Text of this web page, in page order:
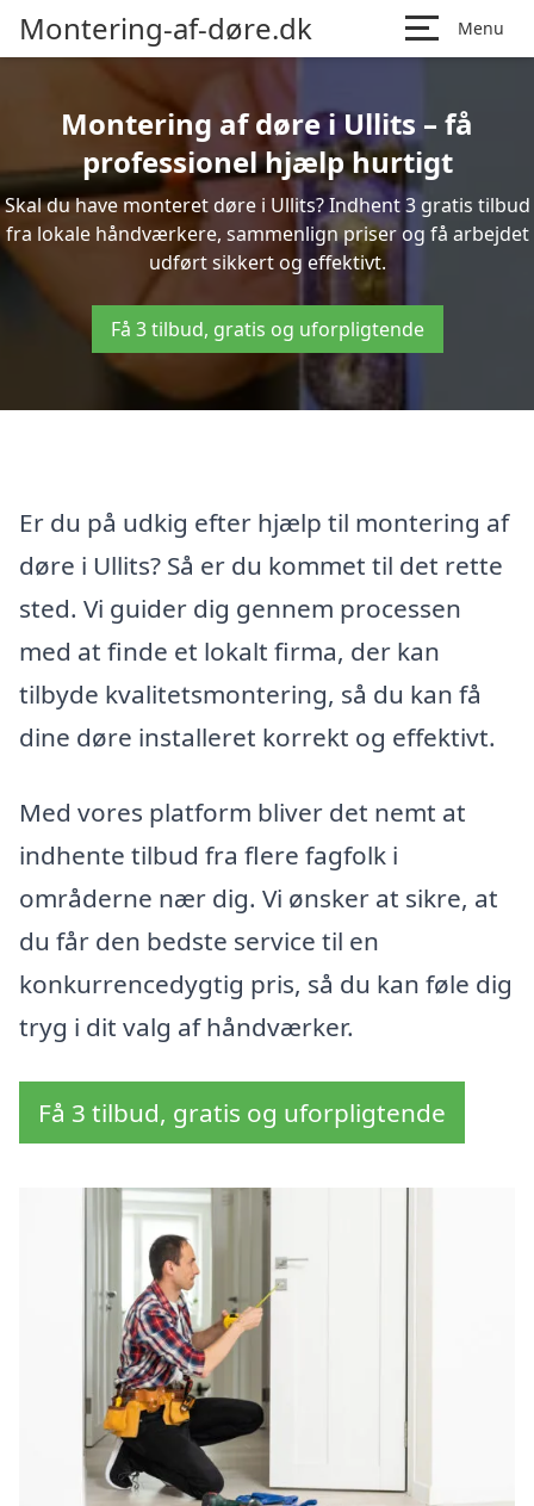
Montering-af-døre.dk Menu
Montering af døre i Ullits – få
professionel hjælp hurtigt
Skal du have monteret døre i Ullits? Indhent 3 gratis tilbud
fra lokale håndværkere, sammenlign priser og få arbejdet
udført sikkert og effektivt.
Få 3 tilbud, gratis og uforpligtende
Er du på udkig efter hjælp til montering af
døre i Ullits? Så er du kommet til det rette
sted. Vi guider dig gennem processen
med at finde et lokalt firma, der kan
tilbyde kvalitetsmontering, så du kan få
dine døre installeret korrekt og effektivt.
Med vores platform bliver det nemt at
indhente tilbud fra flere fagfolk i
områderne nær dig. Vi ønsker at sikre, at
du får den bedste service til en
konkurrencedygtig pris, så du kan føle dig
tryg i dit valg af håndværker.
Få 3 tilbud, gratis og uforpligtende